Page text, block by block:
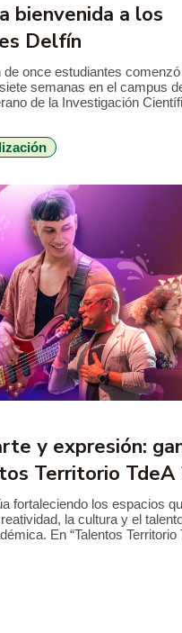
bienvenida a los
Delfín
de once estudiantes
semanas en el campus
de la Investigación
en estancias de
y expresión:
Territorio TdeA
fortaleciendo los espacios
la cultura y el
En “Talentos Territorio
y reconocimiento. Esta